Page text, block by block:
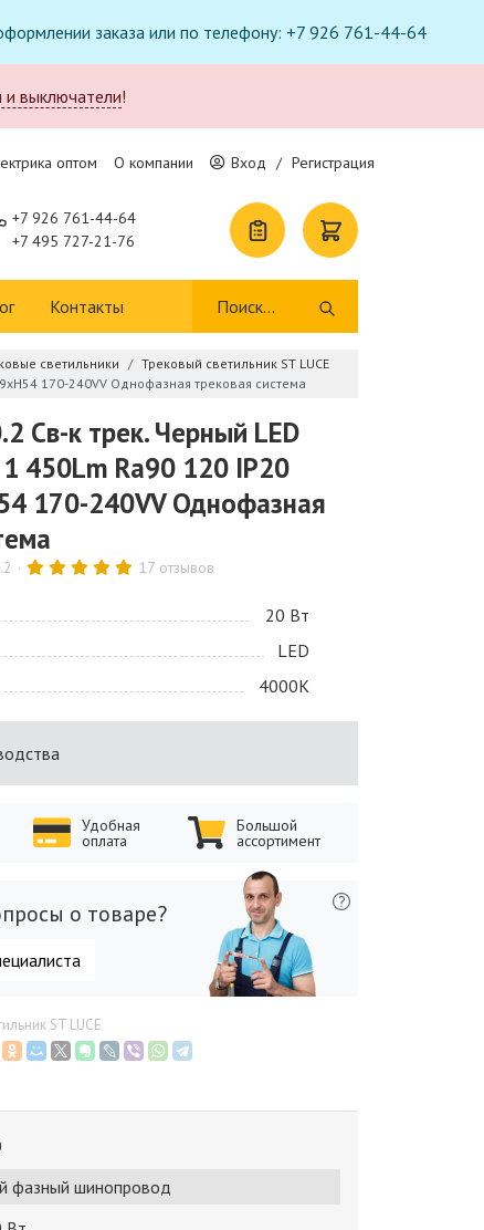
заказа или по телефону: +7 926 761-44-64
и выключатели!
оптом О компании Вход / Регистрация
+7 926 761-44-64
+7 495 727-21-76
Контакты
светильники
Трековый светильник ST LUCE
170-240VV Однофазная трековая система
Св-к трек. Черный LED
450Lm Ra90 120 IP20
170-240VV Однофазная
17 отзывов
20 Bт
LED
4000K
Удобная
оплата
Большой
ассортимент
о товаре?
ST LUCE
фазный шинопровод